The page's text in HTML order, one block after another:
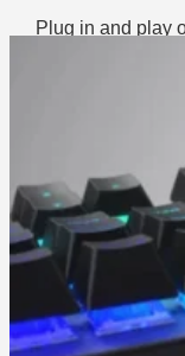
Plug in and play